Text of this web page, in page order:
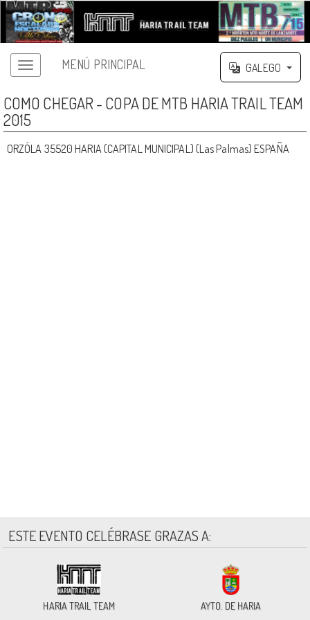
MENÚ PRINCIPAL GALEGO
COMO CHEGAR - COPA DE MTB HARIA TRAIL TEAM
2015
ORZÓLA 35520 HARIA (CAPITAL MUNICIPAL) (Las Palmas) ESPAÑA
ESTE EVENTO CELÉBRASE GRAZAS A:
HARIA TRAIL TEAM AYTO. DE HARIA